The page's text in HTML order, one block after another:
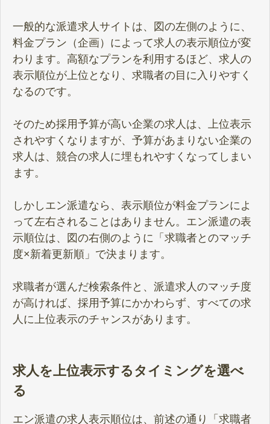
一般的な派遣求人サイトは、図の左側のように、
料金プラン（企画）によって求人の表示順位が変
わります。高額なプランを利用するほど、求人の
表示順位が上位となり、求職者の目に入りやすく
なるのです。
そのため採用予算が高い企業の求人は、上位表示
されやすくなりますが、予算があまりない企業の
求人は、競合の求人に埋もれやすくなってしまい
ます。
しかしエン派遣なら、表示順位が料金プランによ
って左右されることはありません。エン派遣の表
示順位は、図の右側のように「求職者とのマッチ
度×新着更新順」で決まります。
求職者が選んだ検索条件と、派遣求人のマッチ度
が高ければ、採用予算にかかわらず、すべての求
人に上位表示のチャンスがあります。
求人を上位表示するタイミングを選べ
る
エン派遣の求人表示順位は、前述の通り「求職者